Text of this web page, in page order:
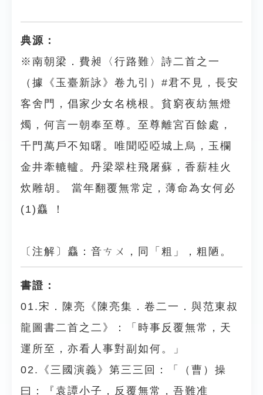
典源：
※南朝梁．費昶〈行路難〉詩二首之一
（據《玉臺新詠》卷九引）#君不見，長安
客舍門，倡家少女名桃根。貧窮夜紡無燈
燭，何言一朝奉至尊。至尊離宮百餘處，
千門萬戶不知曙。唯聞啞啞城上烏，玉欄
金井牽轆轤。丹梁翠柱飛屠蘇，香薪桂火
炊雕胡。 當年翻覆無常定，薄命為女何必
(1)麤 ！
〔注解〕麤：音ㄘㄨ，同「粗」，粗陋。
書證：
01.宋．陳亮《陳亮集．卷二一．與范東叔
龍圖書二首之二》：「時事反覆無常，天
運所至，亦看人事對副如何。」
02.《三國演義》第三三回：「（曹）操
曰：『袁譚小子，反覆無常，吾難准